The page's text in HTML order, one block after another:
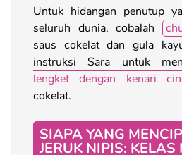
Untuk hidangan penutup
seluruh dunia, cobalah
saus cokelat dan gula
instruksi Sara untuk
lengket dengan kenari
cokelat.
SIAPA YANG
JERUK NIPIS: